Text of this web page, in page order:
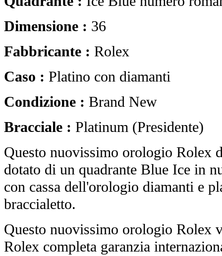
Dimensione : 36
Fabbricante : Rolex
Caso : Platino con diamanti
Condizione : Brand New
Bracciale : Platinum (Presidente)
Questo nuovissimo orologio Rolex
dotato di un quadrante Blue Ice in
con cassa dell'orologio diamanti e
braccialetto.
Questo nuovissimo orologio Rolex
Rolex completa garanzia